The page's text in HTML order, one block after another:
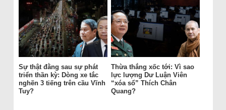
Sự thật đằng sau sự phát
triển thần kỳ: Dòng xe tắc
nghẽn 3 tiếng trên cầu Vĩnh
Tuy?
Thừa thắng xốc tới: Vì sao
lực lượng Dư Luận Viên
“xóa sổ” Thích Chân
Quang?